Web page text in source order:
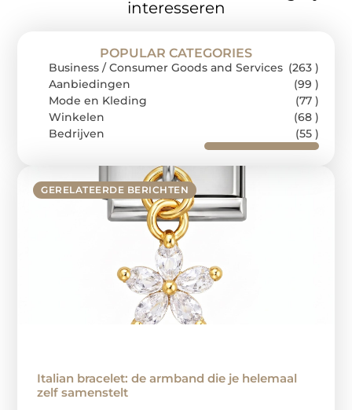
interesseren
GERELATEERDE BERICHTEN
Italian bracelet: de armband die je helemaal
zelf samenstelt
POPULAR CATEGORIES
Business / Consumer Goods and Services (263 )
Aanbiedingen
(99 )
Mode en Kleding
(77 )
Winkelen
(68 )
Bedrijven
(55 )